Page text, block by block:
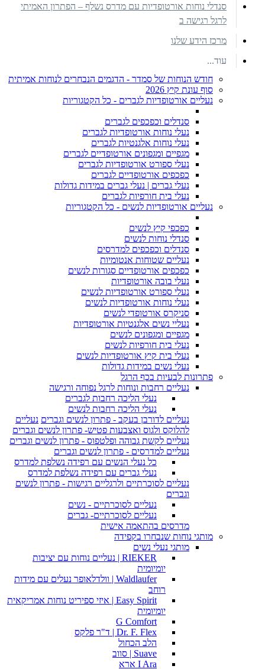
סנדלי נוחות אורטופדיות עם מדרס נשלף – הפתרון האמיתי
לרגל רגישה ב
מרכז הידע שלנו
עוד...
חודש הנוחות של סמדר - הדגמים הנבחרים לנוחות אמיתית
סוף עונת קיץ 2026
נעליים אורטופדיות לגברים - כל הקטגוריות
סנדלים וכפכפים לגברים
נעלי נוחות אורטופדיות לגברים
נעלי נוחות אלגנטיות לגברים
מגפיים ומגפונים אורטופדיים לגברים
נעלי ספורט אורטופדיות לגברים
כפכפים אורטופדיים לגברים
נעלי גברים | נעלי גברים במידות גדולות
נעלי בית חורפיות לגברים
נעליים אורטופדיות לנשים - כל הקטגוריות
כפכפי קיץ לנשים
סנדלי נוחות לנשים
סנדלים וכפכפים למדרסים
נעליים שטוחות אנטומיות
כפכפים אורטופדיים סגורות לנשים
נעלי בובה אורטופדיות
נעלי ספורט אורטופדיות לנשים
נעלי נוחות אורטופדיות לנשים
סניקרס אורטופדי לנשים
נעליי נשים אלגנטיות אורטופדיות
מגפיים ומגפונים לנשים
נעלי בית חורפיות לנשים
נעלי בית קיץ אורטופדיות לנשים
נעלי נשים במידות גדולות
פתרונות לבעיות בכף הרגל
נעליים רחבות ונוחות לרגל נפוחה ורגישה
נעלי הליכה רחבות לגברים
נעלי הליכה רחבות לנשים
נעליים לדורבן בעקב - פתרון לנשים וגברים נעליים
להלוקס ולגוס ואצבעות פטיש- פתרון לנשים וגברים
נעליים לקשת גבוהה ופלטפוס - פתרון לנשים וגברים
נעליים למדרסים - פתרון לנשים וגברים
כל נעלי הנשים עם רפידה נשלפת למדרס
נעלי גברים עם רפידה נשלפת למדרס
נעליים לסוכרתיים ולרגליים רגישות - פתרון לנשים
וגברים
נעליים לסוכרתיים - נשים
נעליים לסוכרתיים- גברים
מדרסים בהתאמה אישית
מותגי נוחות שנבחרו בקפידה
מותגי נעלי נשים
RIEKER | נעליים נוחות עם יציבות
יומיומית
Waldlaufer | וולדלאופר נעלים עם מידות
רוחב
Easy Spirit | איזי ספיריט נוחות אמריקאית
יומיומית
G Comfort
Dr. F. Flex | ד"ר פלקס
הלב הכחול
Suave | סווב
I Ara ארא